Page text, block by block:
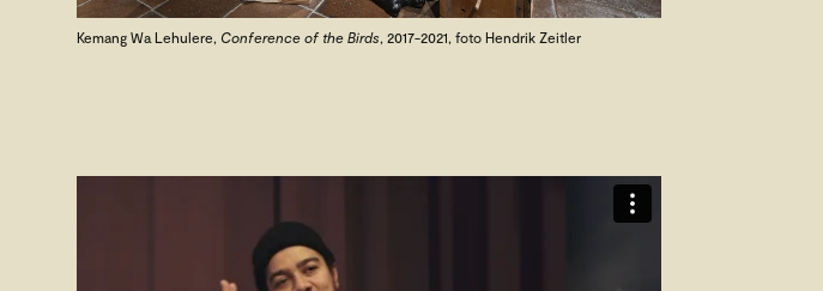
Kemang Wa Lehulere, Conference of the Birds, 2017-2021, foto Hendrik Zeitler